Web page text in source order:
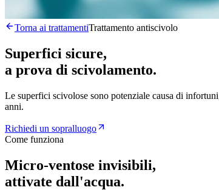
Torna ai trattamentiTrattamento antiscivolo
Superfici sicure,
a prova di scivolamento.
Le superfici scivolose sono potenziale causa di
anni.
Richiedi un sopralluogo
Come funziona
Micro-ventose invisibili,
attivate dall'acqua.